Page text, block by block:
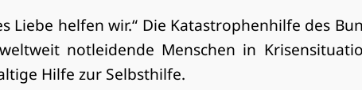
Liebe helfen wir.“ Die Katastrophenhilfe des
notleidende Menschen in
Hilfe zur Selbsthilfe.